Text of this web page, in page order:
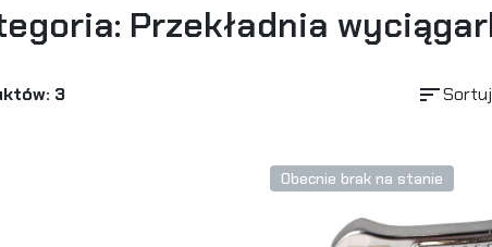
Przekładnia
3 sort
Obecnie brak na stanie